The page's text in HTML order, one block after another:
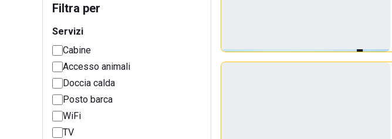
Filtra per
Servizi
Cabine
Accesso animali
Doccia calda
Posto barca
WiFi
TV